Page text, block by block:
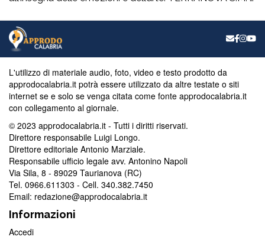
creare dei ponti autentici tra le persone, significa che si
sta percorrendo la strada giusta.È esattamente ciò che è
accaduto giovedì 6 […]
L'utilizzo di materiale audio, foto, video e testo prodotto da
approdocalabria.it potrà essere utilizzato da altre testate o siti
internet se e solo se venga citata come fonte approdocalabria.it
con collegamento al giornale.
© 2023 approdocalabria.it - Tutti i diritti riservati.
Direttore responsabile Luigi Longo.
Direttore editoriale Antonio Marziale.
Responsabile ufficio legale avv. Antonino Napoli
Via Sila, 8 - 89029 Taurianova (RC)
Tel. 0966.611303 - Cell. 340.382.7450
Email: redazione@approdocalabria.it
Informazioni
Accedi